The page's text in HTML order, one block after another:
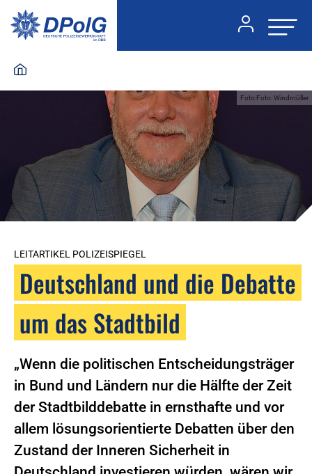
Foto:Foto: Windmüller
LEITARTIKEL POLIZEISPIEGEL
Deutschland und die Debatte
um das Stadtbild
„Wenn die politischen Entscheidungsträger
in Bund und Ländern nur die Hälfte der Zeit
der Stadtbilddebatte in ernsthafte und vor
allem lösungsorientierte Debatten über den
Zustand der Inneren Sicherheit in